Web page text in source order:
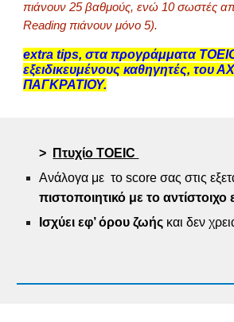
πιάνουν 25 βαθμούς, ενώ 10 σωστές
Reading πιάνουν μόνο 5).
extra tips, στα προγράμματα
εξειδικευμένους καθηγητές, του
ΠΑΓΚΡΑΤΙΟΥ.
> Πτυχίο TOEIC
Ανάλογα με το score σας στις
πιστοποιητικό με το αντίστοιχο
Ισχύει εφ’ όρου ζωής και δεν